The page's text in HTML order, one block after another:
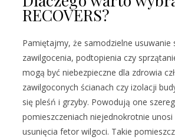
RECOVERS?
Pamiętajmy, że samodzielne usuwanie
zawilgocenia, podtopienia czy
mogą być niebezpieczne dla zdrowia
zawilgoconych ścianach czy izolacji
się pleśń i grzyby. Powodują one
pomieszczeniach niejednokrotnie
usunięcia fetor wilgoci. Takie